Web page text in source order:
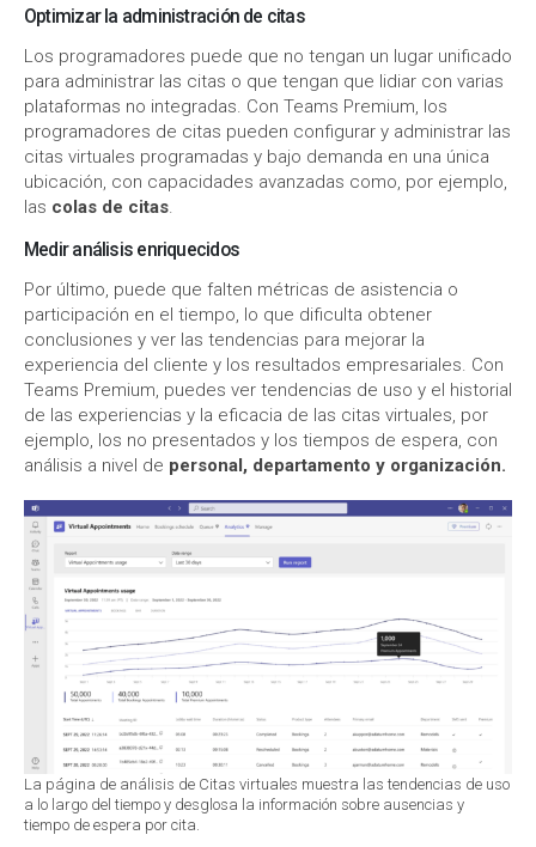
Optimizar la administración de citas
Los programadores puede que no tengan un lugar unificado
para administrar las citas o que tengan que lidiar con varias
plataformas no integradas. Con Teams Premium, los
programadores de citas pueden configurar y administrar las
citas virtuales programadas y bajo demanda en una única
ubicación, con capacidades avanzadas como, por ejemplo,
las colas de citas.
Medir análisis enriquecidos
Por último, puede que falten métricas de asistencia o
participación en el tiempo, lo que dificulta obtener
conclusiones y ver las tendencias para mejorar la
experiencia del cliente y los resultados empresariales. Con
Teams Premium, puedes ver tendencias de uso y el historial
de las experiencias y la eficacia de las citas virtuales, por
ejemplo, los no presentados y los tiempos de espera, con
análisis a nivel de personal, departamento y organización.
La página de análisis de Citas virtuales muestra las tendencias de uso
a lo largo del tiempo y desglosa la información sobre ausencias y
tiempo de espera por cita.